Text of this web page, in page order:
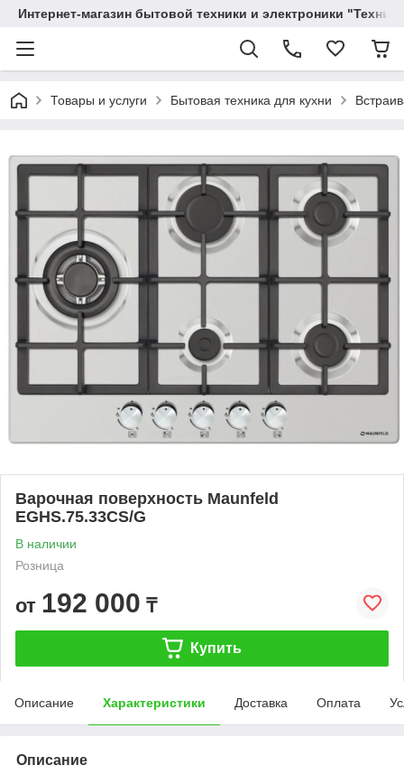
Интернет-магазин бытовой техники и электроники
Товары и услуги Бытовая техника для кухни
Варочная поверхность Maunfeld
EGHS.75.33CS/G
В наличии
Розница
от 192 000 ₸
Купить
Описание Характеристики Доставка Оплата
Описание